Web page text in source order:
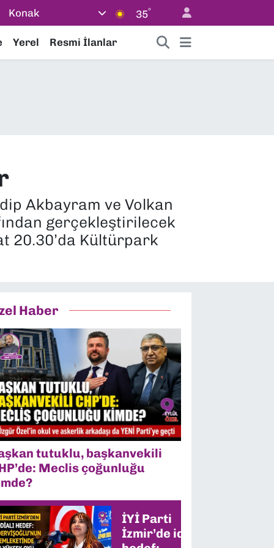
Konak 35°
Yerel Resmi İlanlar
Akbayram ve Volkan
gerçekleştirilecek
20.30’da Kültürpark
Haber
tutuklu, başkanvekili
Meclis çoğunluğu
İYİ Parti
İzmir’de iddialı